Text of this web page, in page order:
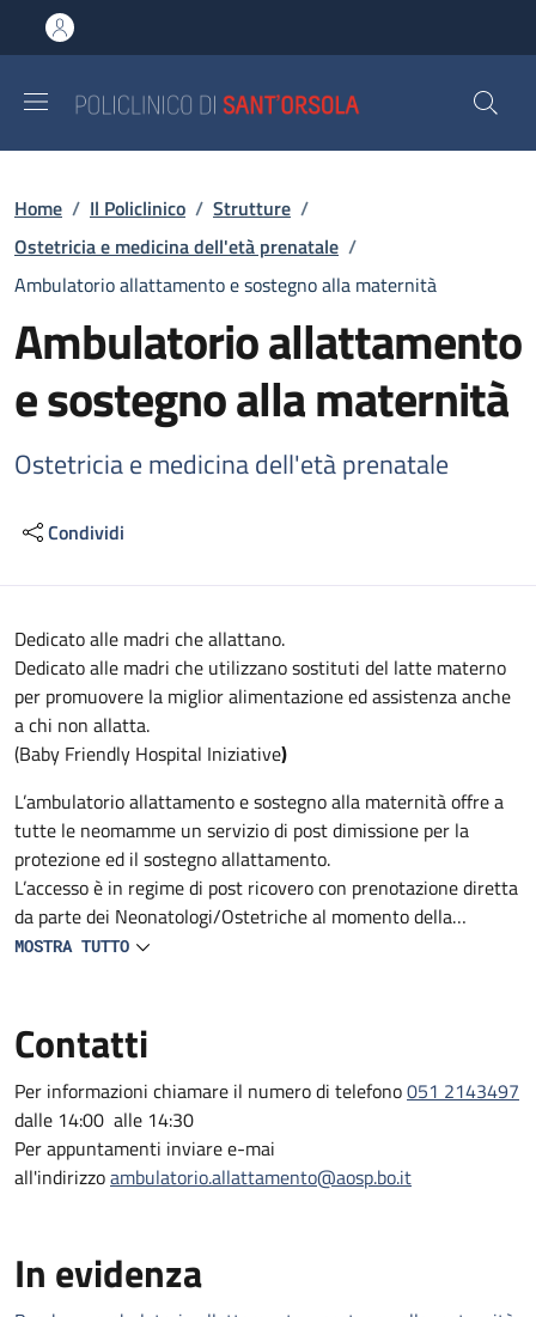
al contenuto principale
to footer content
Briciole di pane
Home / Il Policlinico / Strutture /
Ostetricia e medicina dell'età prenatale /
Ambulatorio allattamento e sostegno alla maternità
Ambulatorio allattamento
e sostegno alla maternità
Ostetricia e medicina dell'età prenatale
Condividi
Descrizione
Dedicato alle madri che allattano.
Dedicato alle madri che utilizzano sostituti del latte materno
per promuovere la miglior alimentazione ed assistenza anche
a chi non allatta.
(Baby Friendly Hospital Iniziative)
L’ambulatorio allattamento e sostegno alla maternità offre a
tutte le neomamme un servizio di post dimissione per la
protezione ed il sostegno allattamento.
L’accesso è in regime di post ricovero con prenotazione diretta
da parte dei Neonatologi/Ostetriche al momento della
dimissione o su richiesta delle madri nei 30 giorni successivi
martedì, mercoledì, giovedì e venerdì: 09:30 - 14:00
MOSTRA TUTTO
Contatti
Per informazioni chiamare il numero di telefono051 2143497
dalle 14:00 alle 14:30
Per appuntamenti inviare e-mai
all'indirizzoambulatorio.allattamento@aosp.bo.it
In evidenza